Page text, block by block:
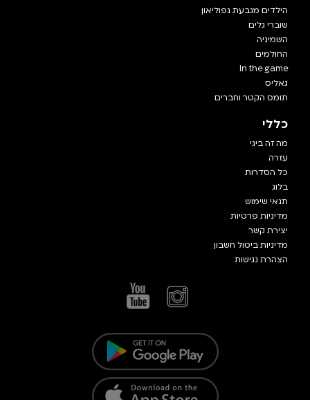
הילדים מגבעת נפוליאון
שוברי גלים
השמיניה
החולמים
In the game
גאליס
תומס הקטר וחברים
כללי
מה זה ביגי
עזרה
כל הסדרות
בלוג
תנאי שימוש
מדיניות פרטיות
יצירת קשר
מדיניות ביטול חשבון
הצהרת נגישות